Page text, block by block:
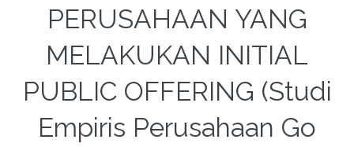
PERUSAHAAN YANG
MELAKUKAN INITIAL
PUBLIC OFFERING (Studi
Empiris Perusahaan Go